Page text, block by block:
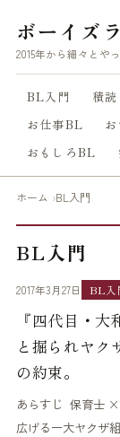
ボーイズ
2015年から細々とや
BL入門 積読
お仕事BL
おもしろBL
ホーム BL入門
BL入門
2017年3月27日 BL入
『四代目・
と掘られヤク
の約束。
あらすじ 保育士
広げる一大ヤクザ